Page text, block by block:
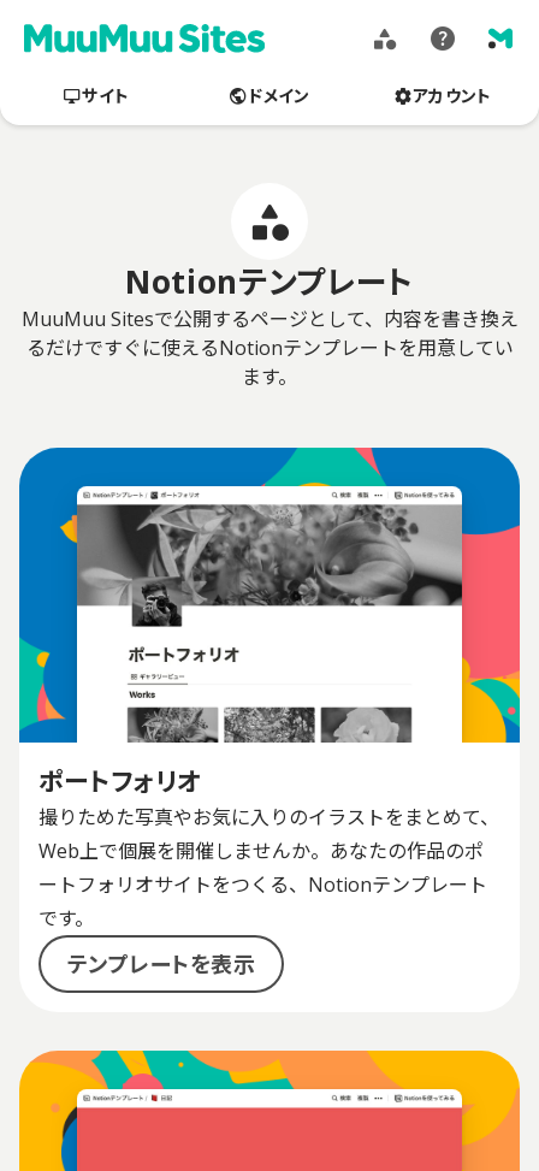
サイト ドメイン アカウント
テンプレート
ヘルプ
ムー
Notionテンプレート
MuuMuu Sitesで公開するページとして、内容を書き換え
るだけですぐに使えるNotionテンプレートを用意してい
ます。
Notionテンプレートの一覧
ポートフォリオ
撮りためた写真やお気に入りのイラストをまとめて、
Web上で個展を開催しませんか。あなたの作品のポ
ートフォリオサイトをつくる、Notionテンプレート
です。
テンプレートを表示